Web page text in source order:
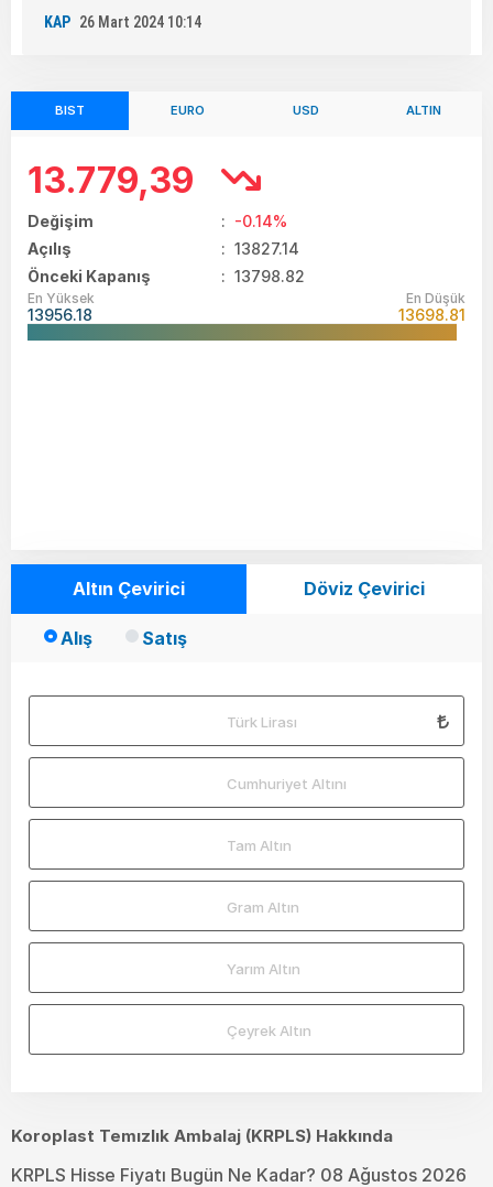
KAP 26 Mart 2024 10:14
BIST EURO USD ALTIN
13.779,39
Değişim : -0.14%
Açılış
: 13827.14
Önceki Kapanış
: 13798.82
En Yüksek
13956.18
En Düşük
13698.81
Altın Çevirici Döviz Çevirici
Alış Satış
Türk Lirası
Cumhuriyet Altını
Tam Altın
Gram Altın
Yarım Altın
Çeyrek Altın
Koroplast Temızlık Ambalaj (KRPLS) Hakkında
KRPLS Hisse Fiyatı Bugün Ne Kadar? 08 Ağustos 2026